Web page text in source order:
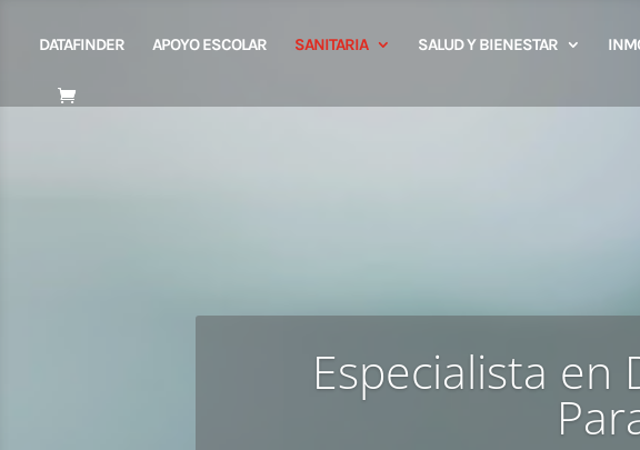
DATAFINDER APOYO ESCOLAR SANITARIA SALUD Y BIENESTAR
Especialista en